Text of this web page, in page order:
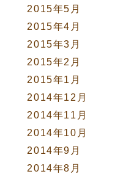
2015年5月
2015年4月
2015年3月
2015年2月
2015年1月
2014年12月
2014年11月
2014年10月
2014年9月
2014年8月